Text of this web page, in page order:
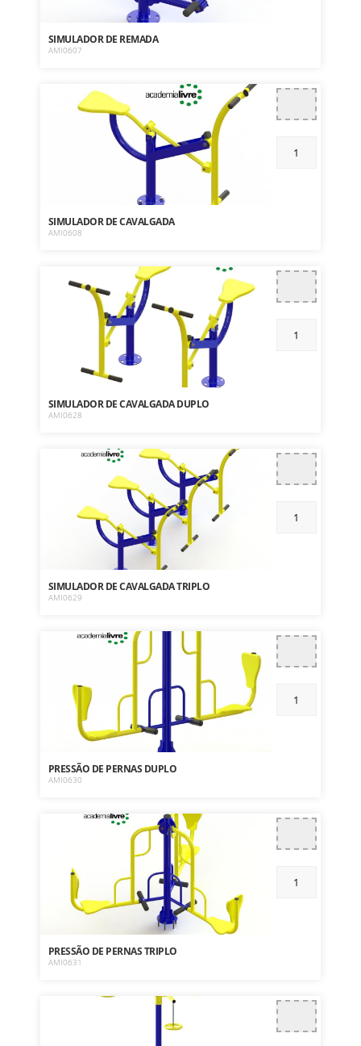
SIMULADOR DE REMADA
AMI0607
SIMULADOR DE CAVALGADA
AMI0608
SIMULADOR DE CAVALGADA DUPLO
AMI0628
SIMULADOR DE CAVALGADA TRIPLO
AMI0629
PRESSÃO DE PERNAS DUPLO
AMI0630
PRESSÃO DE PERNAS TRIPLO
AMI0631